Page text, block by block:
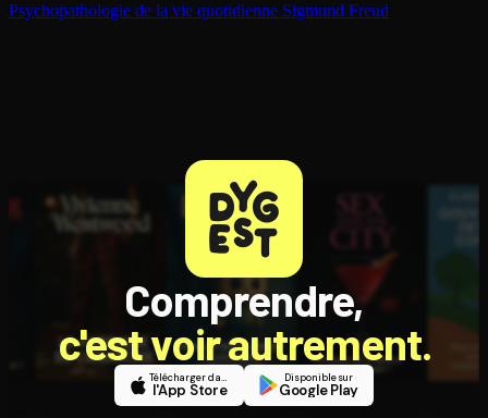
Psy­cho­pa­tho­lo­gie de la vie quotidienne Sigmund Freud
Comprendre,
c'est voir autrement.
Télécharger dans
l'App Store
Disponible sur
Google Play